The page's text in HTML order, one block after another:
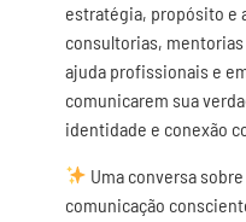
estratégia, propósito e
consultorias,
ajuda profissionais e
comunicarem sua
identidade e conexão
Uma conversa
comunicação